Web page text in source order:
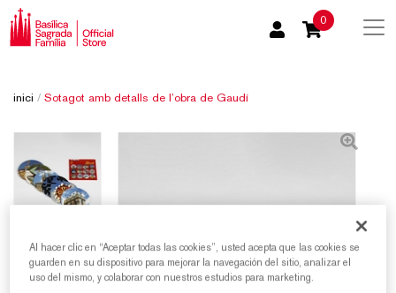
0
inici / Sotagot amb detalls de l’obra de Gaudí
Al hacer clic en “Aceptar todas las cookies”, usted acepta que las cookies se
guarden en su dispositivo para mejorar la navegación del sitio, analizar el
uso del mismo, y colaborar con nuestros estudios para marketing.